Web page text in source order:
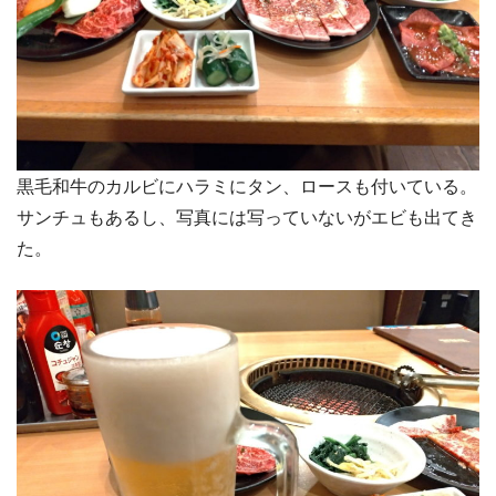
黒毛和牛のカルビにハラミにタン、ロースも付いている。
サンチュもあるし、写真には写っていないがエビも出てき
た。